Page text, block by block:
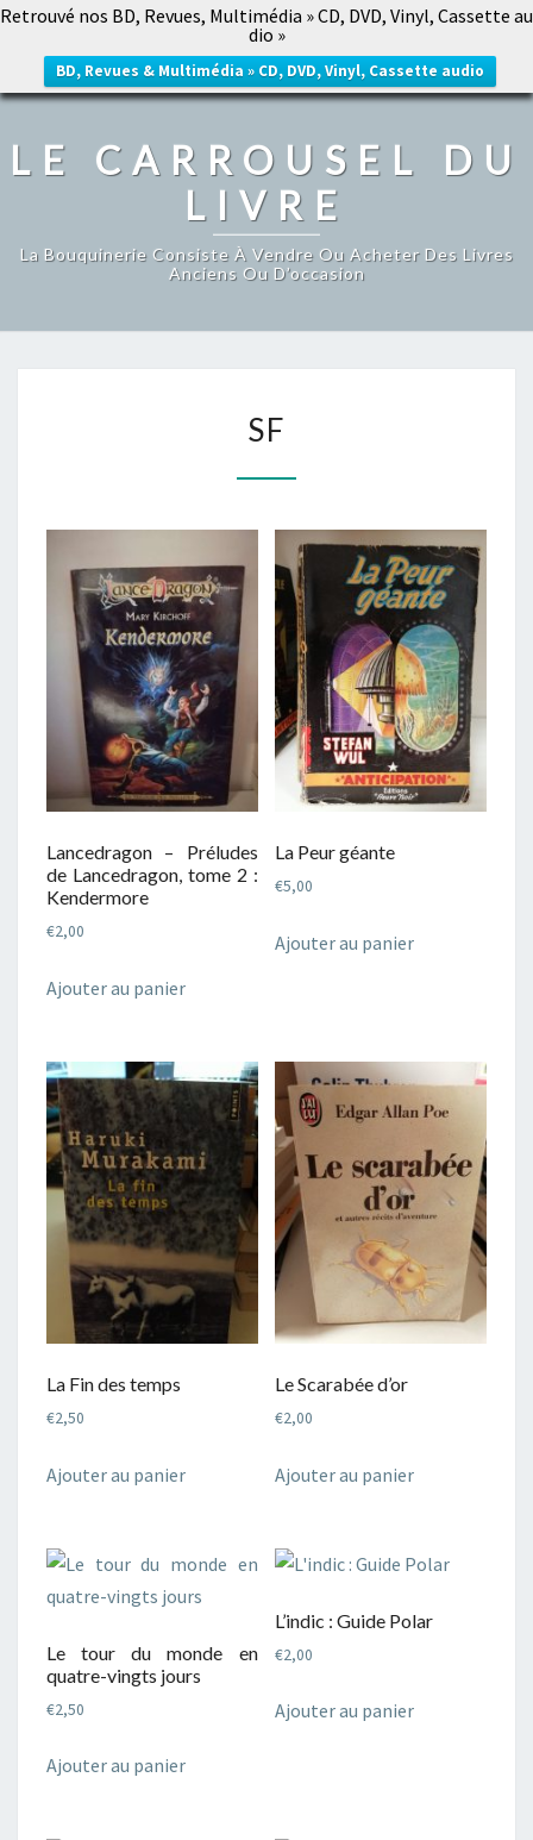
Retrouvé nos BD, Revues, Multimédia » CD, DVD, Vinyl, Cassette au
dio »
BD, Revues & Multimédia » CD, DVD, Vinyl, Cassette audio
LE CARROUSEL DU LIVRE
LE CARROUSEL DU
LIVRE
La Bouquinerie Consiste À Vendre Ou Acheter Des Livres
Anciens Ou D’occasion
SF
Lancedragon – Préludes
de Lancedragon, tome 2 :
Kendermore
€2,00
Ajouter au panier
La Peur géante
€5,00
Ajouter au panier
La Fin des temps
€2,50
Ajouter au panier
Le Scarabée d’or
€2,00
Ajouter au panier
Le tour du monde en
quatre-vingts jours
€2,50
Ajouter au panier
L’indic : Guide Polar
€2,00
Ajouter au panier